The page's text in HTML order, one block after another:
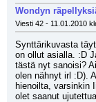
Wondyn
Viesti 42 - 11.01.2010
Synttärikuvasta
on ollut asialla. :D
tästä nyt sanoisi?
olen nähnyt irl :D).
hienoilta, varsinkin
olet saanut